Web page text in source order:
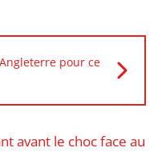
pour ce
avant le choc face au